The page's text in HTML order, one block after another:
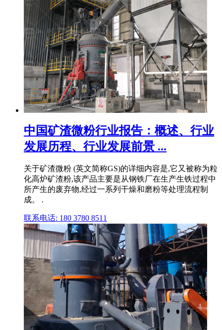
中国矿渣微粉行业报告：概述、行业
发展历程、行业发展前景 ...
关于矿渣微粉 (英文简称GS)的详细内容是,它又被称为粒
化高炉矿渣粉,该产品主要是从钢铁厂在生产生铁过程中
所产生的废弃物,经过一系列干燥和磨粉等处理流程制
成。 .
联系电话: 180 3780 8511